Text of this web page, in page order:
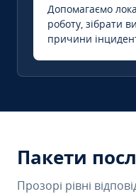
Допомагаємо
роботу, зібрати
причини
Пакети
Прозорі рівні